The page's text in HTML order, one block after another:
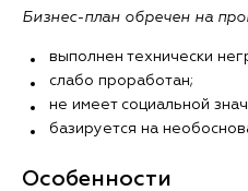
Бизнес-план обречен на
выполнен технически
слабо проработан;
не имеет социальной
базируется на
Особенности